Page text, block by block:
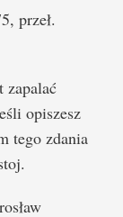
przeł.
zapalać
opiszesz
tego zdania